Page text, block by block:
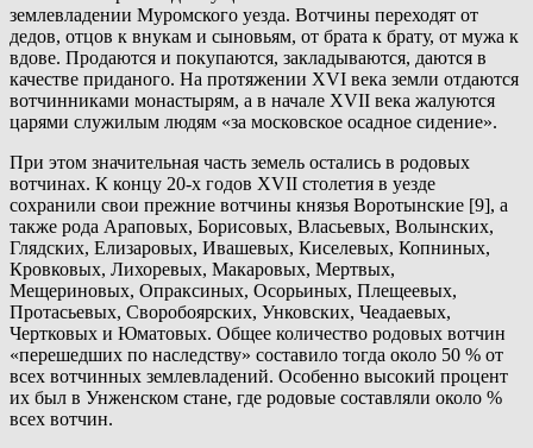
землевладении Муромского уезда. Вотчины переходят от
дедов, отцов к внукам и сыновьям, от брата к брату, от мужа к
вдове. Продаются и покупаются, закладываются, даются в
качестве приданого. На протяжении XVI века земли отдаются
вотчинниками монастырям, а в начале XVII века жалуются
царями служилым людям «за московское осадное сидение».
При этом значительная часть земель остались в родовых
вотчинах. К концу 20-х годов XVII столетия в уезде
сохранили свои прежние вотчины князья Воротынские [9], а
также рода Араповых, Борисовых, Власьевых, Волынских,
Глядских, Елизаровых, Ивашевых, Киселевых, Копниных,
Кровковых, Лихоревых, Макаровых, Мертвых,
Мещериновых, Опраксиных, Осорьиных, Плещеевых,
Протасьевых, Своробоярских, Унковских, Чеадаевых,
Чертковых и Юматовых. Общее количество родовых вотчин
«перешедших по наследству» составило тогда около 50 % от
всех вотчинных землевладений. Особенно высокий процент
их был в Унженском стане, где родовые составляли около %
всех вотчин.